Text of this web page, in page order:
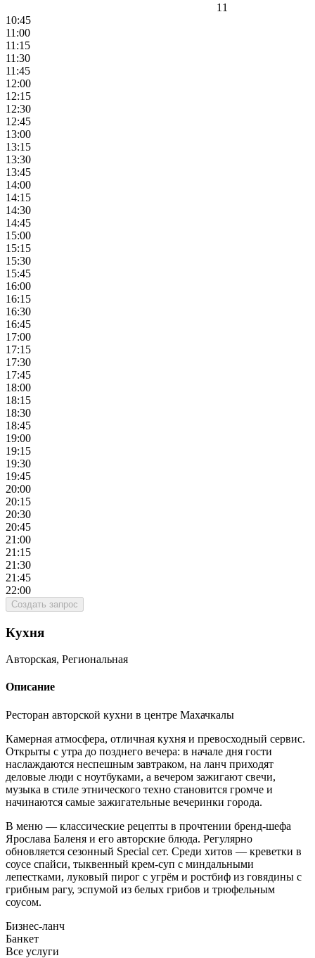
11
10:45
11:00
11:15
11:30
11:45
12:00
12:15
12:30
12:45
13:00
13:15
13:30
13:45
14:00
14:15
14:30
14:45
15:00
15:15
15:30
15:45
16:00
16:15
16:30
16:45
17:00
17:15
17:30
17:45
18:00
18:15
18:30
18:45
19:00
19:15
19:30
19:45
20:00
20:15
20:30
20:45
21:00
21:15
21:30
21:45
22:00
Создать запрос
Кухня
Авторская, Региональная
Описание
Ресторан авторской кухни в центре Махачкалы
Камерная атмосфера, отличная кухня и превосходный сервис.
Открыты с утра до позднего вечера: в начале дня гости
наслаждаются неспешным завтраком, на ланч приходят
деловые люди с ноутбуками, а вечером зажигают свечи,
музыка в стиле этнического техно становится громче и
начинаются самые зажигательные вечеринки города.
В меню — классические рецепты в прочтении бренд-шефа
Ярослава Баленя и его авторские блюда. Регулярно
обновляется сезонный Special сет. Среди хитов — креветки в
соусе спайси, тыквенный крем-суп с миндальными
лепестками, луковый пирог с угрём и ростбиф из говядины с
грибным рагу, эспумой из белых грибов и трюфельным
соусом.
Бизнес-ланч
Банкет
Все услуги